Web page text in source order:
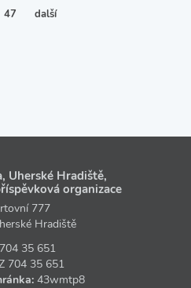
47 další
Uherské Hradiště,
organizace
777
Hradiště
704 35 651
704 35 651
43wmtp8